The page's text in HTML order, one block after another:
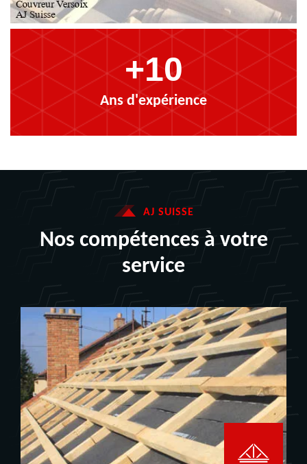
+10
Ans d'expérience
AJ SUISSE
Nos compétences à votre
service